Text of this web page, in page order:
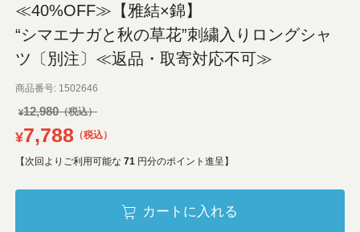
≪40%OFF≫【雅結×錦】
“シマエナガと秋の草花”刺繍入りロングシャ
ツ〔別注〕≪返品・取寄対応不可≫
商品番号 1502646
¥12,980
¥7,788 税込
【次回よりご利用可能な 71 円分のポイント進呈】
カートに入れる